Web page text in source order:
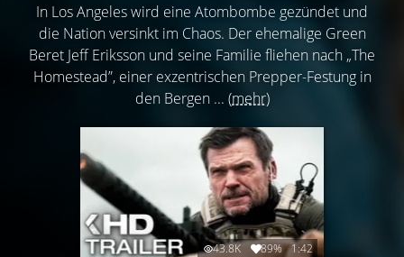
In Los Angeles wird eine Atombombe gezündet und
die Nation versinkt im Chaos. Der ehemalige Green
Beret Jeff Eriksson und seine Familie fliehen nach „The
Homestead”, einer exzentrischen Prepper-Festung in
den Bergen ... (mehr)
43.8K 89% 1:42